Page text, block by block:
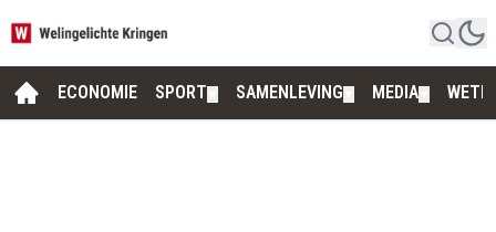
ECONOMIE SPORT SAMENLEVING MEDIA